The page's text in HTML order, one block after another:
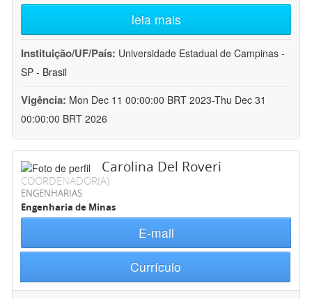
leia mais
Instituição/UF/País: Universidade Estadual de Campinas -
SP - Brasil
Vigência: Mon Dec 11 00:00:00 BRT 2023-Thu Dec 31
00:00:00 BRT 2026
Carolina Del Roveri
COORDENADOR(A)
ENGENHARIAS
Engenharia de Minas
E-mail
Currículo